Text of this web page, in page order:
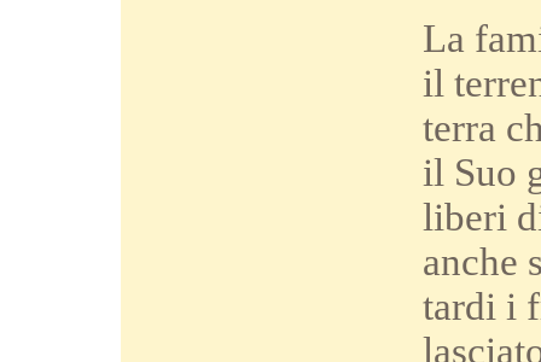
La
il
terra
il Suo
liberi
anche
tardi i